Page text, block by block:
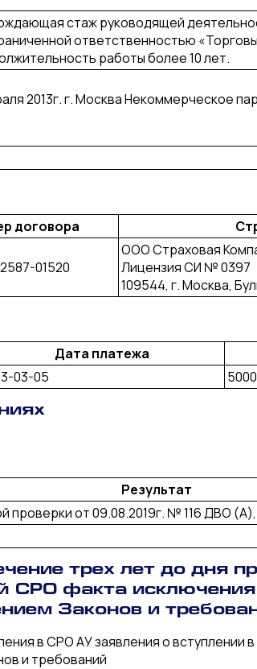
стаж руководящей
ответственностью
работы более 10 лет.
2013г. г. Москва Некоммерческое
договора
01520
ООО Страховая
Лицензия СИ № 0397
109544, г. Москва,
Дата платежа
03-05
Результат
проверки от 09.08.2019г. № 116 ДВО
трех лет до дня
СРО факта
Законов и
в СРО АУ заявления о вступлении
и требований